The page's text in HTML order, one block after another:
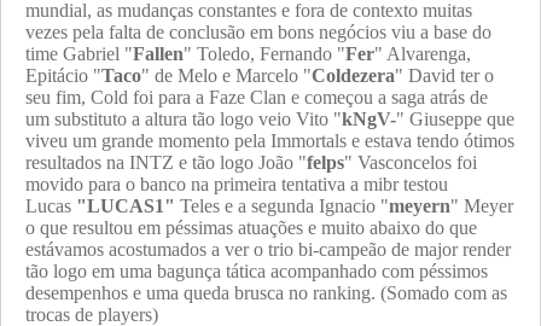
mundial, as mudanças constantes e fora de contexto muitas
vezes pela falta de conclusão em bons negócios viu a base do
time Gabriel "Fallen" Toledo, Fernando "Fer" Alvarenga,
Epitácio "Taco" de Melo e Marcelo "Coldezera" David ter o
seu fim, Cold foi para a Faze Clan e começou a saga atrás de
um substituto a altura tão logo veio Vito "kNgV-" Giuseppe que
viveu um grande momento pela Immortals e estava tendo ótimos
resultados na INTZ e tão logo João "felps" Vasconcelos foi
movido para o banco na primeira tentativa a mibr testou
Lucas "LUCAS1" Teles e a segunda Ignacio "meyern" Meyer
o que resultou em péssimas atuações e muito abaixo do que
estávamos acostumados a ver o trio bi-campeão de major render
tão logo em uma bagunça tática acompanhado com péssimos
desempenhos e uma queda brusca no ranking. (Somado com as
trocas de players)